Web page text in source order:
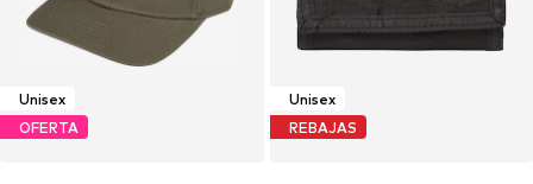
Unisex
OFERTA
Unisex
REBAJAS